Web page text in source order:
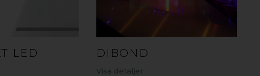
LED DIBOND
Visa detaljer